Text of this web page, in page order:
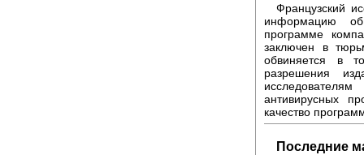
Французский
информацию об
программе
заключен в
обвиняется в
разрешения
антивирусных
качество
Последние